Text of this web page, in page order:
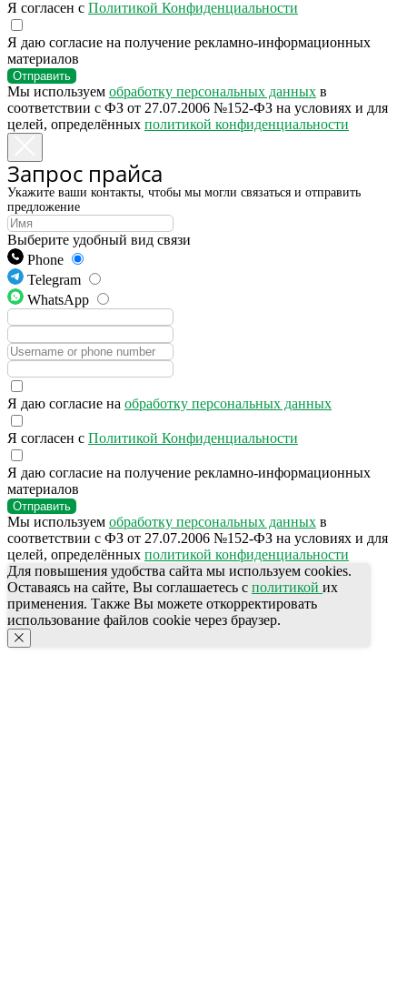
Я согласен с Политикой Конфиденциальности
Я даю согласие на получение рекламно-информационных
материалов
Отправить
Мы используем обработку персональных данных в
соответствии с ФЗ от 27.07.2006 №152-ФЗ на условиях и для
целей, определённых политикой конфиденциальности
Запрос прайса
Укажите ваши контакты, чтобы мы могли связаться и отправить
предложение
Выберите удобный вид связи
Phone
Telegram
WhatsApp
Я даю согласие на обработку персональных данных
Я согласен с Политикой Конфиденциальности
Я даю согласие на получение рекламно-информационных
материалов
Отправить
Мы используем обработку персональных данных в
соответствии с ФЗ от 27.07.2006 №152-ФЗ на условиях и для
целей, определённых политикой конфиденциальности
Для повышения удобства сайта мы используем cookies.
Оставаясь на сайте, Вы соглашаетесь с политикой их
применения. Также Вы можете откорректировать
использование файлов cookie через браузер.